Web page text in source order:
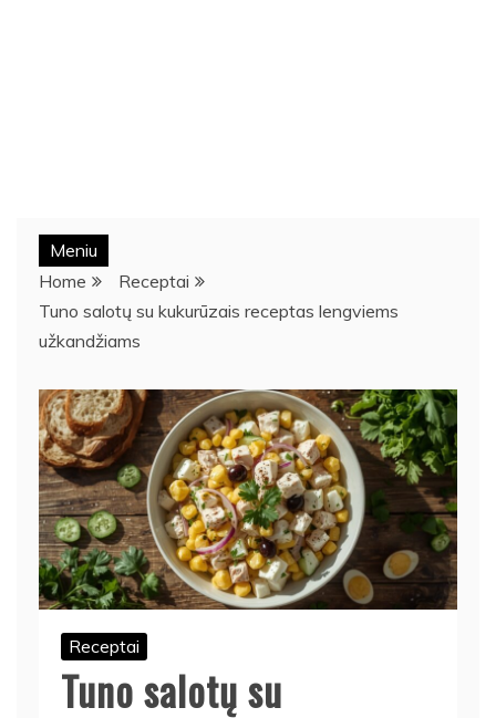
Meniu
Home
Receptai
Tuno salotų su kukurūzais receptas lengviems
užkandžiams
Receptai
Tuno salotų su